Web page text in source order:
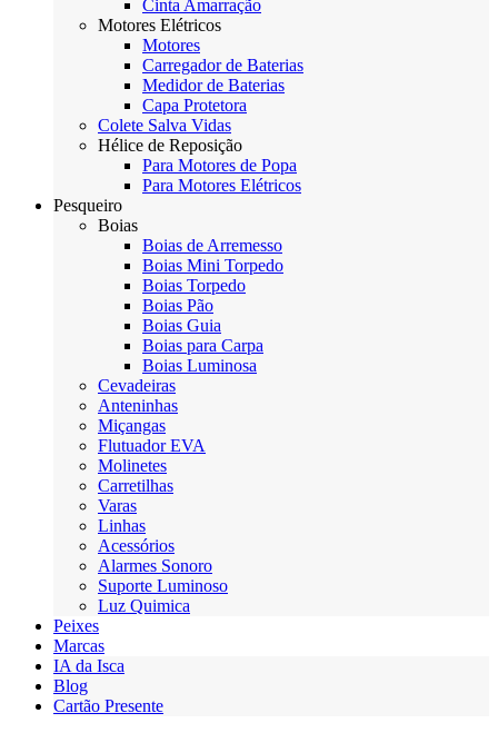
Cinta Amarração
Motores Elétricos
Motores
Carregador de Baterias
Medidor de Baterias
Capa Protetora
Colete Salva Vidas
Hélice de Reposição
Para Motores de Popa
Para Motores Elétricos
Pesqueiro
Boias
Boias de Arremesso
Boias Mini Torpedo
Boias Torpedo
Boias Pão
Boias Guia
Boias para Carpa
Boias Luminosa
Cevadeiras
Anteninhas
Miçangas
Flutuador EVA
Molinetes
Carretilhas
Varas
Linhas
Acessórios
Alarmes Sonoro
Suporte Luminoso
Luz Quimica
Peixes
Marcas
IA da Isca
Blog
Cartão Presente